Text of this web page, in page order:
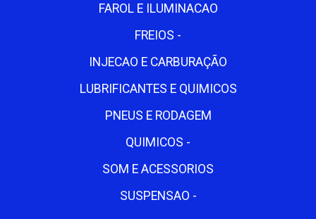
FAROL E ILUMINACAO
FREIOS -
INJECAO E CARBURAÇÃO
LUBRIFICANTES E QUIMICOS
PNEUS E RODAGEM
QUIMICOS -
SOM E ACESSORIOS
SUSPENSAO -